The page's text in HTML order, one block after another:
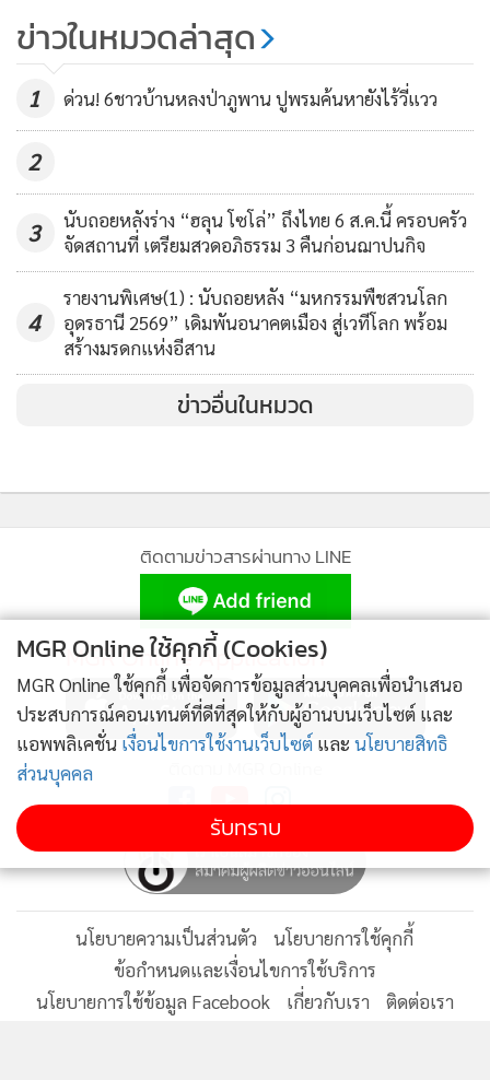
ปากเสียงทะเลาะกับภรรยาตัวเอง ทั้งยังได้ใช้กำลังตบตีภรรยาซึ่ง
กำลังตั้งครรภ์ได้ประสาน 2 เดือนด้วย ผู้เป็นแม่ของผู้ก่อเหตุจึงได้
เข้าไปช่วยลูกสะใภ้ จึงถูกลูกชายทำร้ายร่างกายด้วย น.ส.นิด ซึ่ง
เป็นพี่สาวต่างพ่อก็พยายามเข้าไปห้ามปรามไม่ให้นายประกิจ
ทำร้ายเมียและแม่ แต่กลับไม่ยอมหยุดจึงได้ใช้มือถือถ่ายคลิป
ตอนที่น้องทำร้ายเมียและแม่ น้องชายหันมาเห็นจึงโมโห แล้วชัก
ปืนที่พกติดตัวยิงใส่พี่สาวไป 1 นัด เข้าบริเวณกลางกระสุนฝังใส่
บาดเจ็บสาหัส ก่อนที่ญาติจะช่วยกันนำส่ง รพ. หลังก่อเหตุนาย
กระทั่งช่วงเย็นวันที่ 17 เม.ย. สืบทราบว่าผู้ต้องหาได้หนีไปซ่อน
ตัวอยู่ในรีสอร์ทแห่งหนึ่ง ตั้งอยู่ถนนประโคนชัย - บ้านกรวด ใกล้
กับตัวอำเภอบ้านกรวด ทางชุดสืบสวนจึงได้นำกำลังเข้าไปตรวจ
สอบ พบรถจักรยานยนต์ของผู้ต้องหาจอดอยู่หน้าห้องพัก จึงได้
แสดงตัวเข้าจับกุมได้พร้อมอาวุธปืนที่ใช้ก่อเหตุ และกระสุนปืนที่
เหลืออยู่ 6 นัดด้วย
437
ตร.สระแก้ว สนธิกำลังหลายหน่วย
บุกยึดปืนอาก้าพร้อมกระสุน หวั่นใช้
ก่อเหตุช่วงสงกรานต์
ข่าวในหมวดล่าสุด
1 ด่วน! 6ชาวบ้านหลงป่าภูพาน ปูพรมค้นหายังไร้วี่แวว
2
3
นับถอยหลังร่าง “ฮลุน โซโล่” ถึงไทย 6 ส.ค.นี้ ครอบครัว
จัดสถานที่ เตรียมสวดอภิธรรม 3 คืนก่อนฌาปนกิจ
4
รายงานพิเศษ(1) : นับถอยหลัง “มหกรรมพืชสวนโลก
อุดรธานี 2569” เดิมพันอนาคตเมือง สู่เวทีโลก พร้อม
สร้างมรดกแห่งอีสาน
ข่าวอื่นในหมวด
ติดตามข่าวสารผ่านทาง LINE
MGR Online Application
นโยบายความเป็นส่วนตัว
นโยบายการใช้คุกกี้
ข้อกำหนดและเงื่อนไขการใช้บริการ
นโยบายการใช้ข้อมูล Facebook
เกี่ยวกับเรา ติดต่อเรา
MGR Online ใช้คุกกี้ (Cookies)
MGR Online ใช้คุกกี้ เพื่อจัดการข้อมูลส่วนบุคคลเพื่อนำเสนอ
ประสบการณ์คอนเทนต์ที่ดีที่สุดให้กับผู้อ่านบนเว็บไซต์ และ
แอพพลิเคชั่น เงื่อนไขการใช้งานเว็บไซต์ และ นโยบายสิทธิ
ส่วนบุคคล
รับทราบ